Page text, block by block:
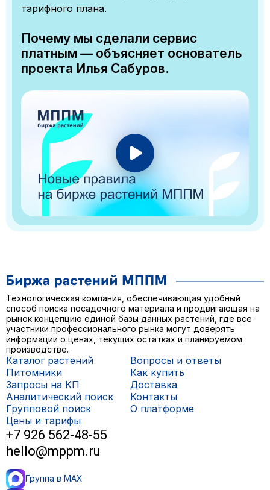
тарифного плана.
Почему мы сделали сервис
платным — объясняет основатель
проекта Илья Сабуров.
Технологическая компания, обеспечивающая удобный
способ поиска посадочного материала и продвигающая на
рынок концепцию единой базы данных растений, где все
участники профессионального рынка могут доверять
информации о ценах, текущих остатках и планируемом
производстве.
Каталог растений
Питомники
Запросы на КП
Аналитический поиск
Групповой поиск
Цены и тарифы
Вопросы и ответы
Как купить
Доставка
Контакты
О платформе
+7 926 562-48-55
hello@mppm.ru
Группа в MAX